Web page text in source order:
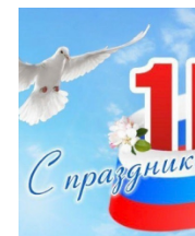
Федерации»,
Российской
Уставом
актами
30 апреля 2026
С Днём Весны